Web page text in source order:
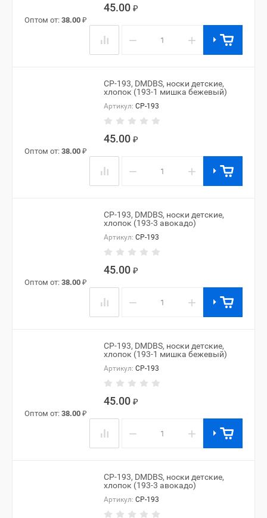
45.00 ₽
Оптом от: 38.00 ₽
− +
CP-193, DMDBS, носки детские,
хлопок (193-1 мишка бежевый)
Артикул: CP-193
45.00 ₽
Оптом от: 38.00 ₽
− +
CP-193, DMDBS, носки детские,
хлопок (193-3 авокадо)
Артикул: CP-193
45.00 ₽
Оптом от: 38.00 ₽
− +
CP-193, DMDBS, носки детские,
хлопок (193-1 мишка бежевый)
Артикул: CP-193
45.00 ₽
Оптом от: 38.00 ₽
− +
CP-193, DMDBS, носки детские,
хлопок (193-3 авокадо)
Артикул: CP-193